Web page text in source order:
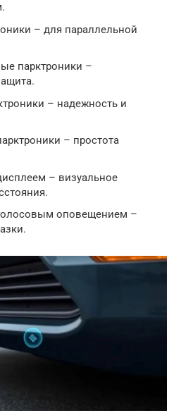
– для параллельной
парктроники –
– надежность и
– простота
– визуальное
оповещением –